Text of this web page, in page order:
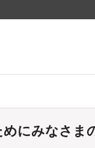
にみなさま